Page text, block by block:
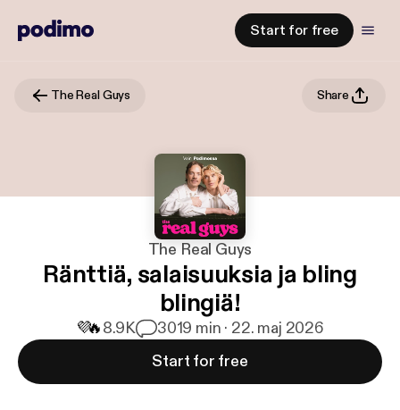
Start for free
The Real Guys Share
The Real Guys
Ränttiä, salaisuuksia ja bling
blingiä!
💜🔥8.9K 3019 min · 22. maj 2026
Start for free